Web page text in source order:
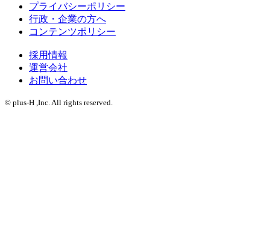
プライバシーポリシー
行政・企業の方へ
コンテンツポリシー
採用情報
運営会社
お問い合わせ
© plus-H ,Inc. All rights reserved.